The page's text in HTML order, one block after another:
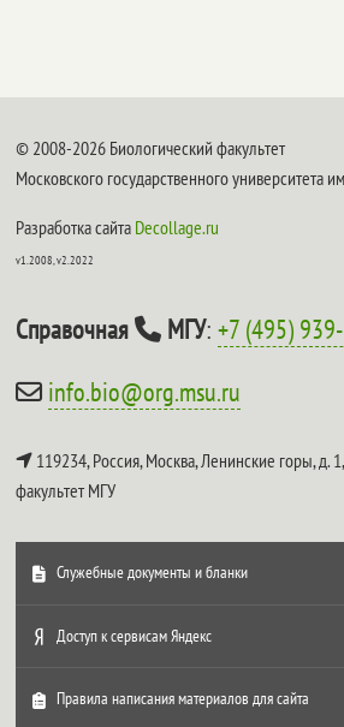
© 2008-2026 Биологический факультет
Московского государственного университета
Разработка сайта Decollage.ru
v1.2008, v2.2022
Справочная МГУ:+7 (495)
info.bio@org.msu.ru
119234, Россия, Москва, Ленинские горы, д.
факультет МГУ
Служебные документы и бланки
Доступ к сервисам Яндекс
Правила написания материалов для сайта